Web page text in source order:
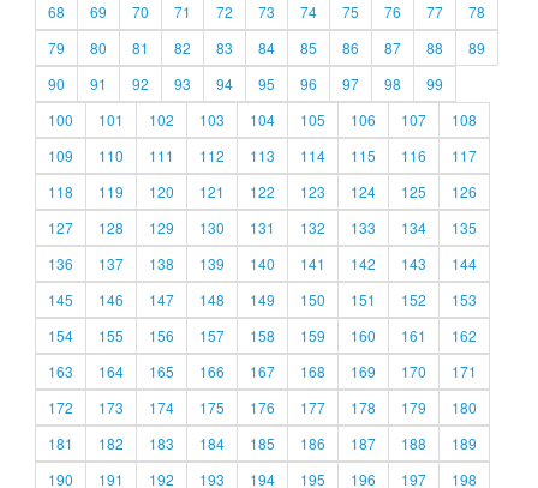
68
69 70 71 72 73 74 75 76 77
78
79
80 81 82 83 84 85 86 87 88
89
90
91 92 93 94 95 96 97 98
99
100
101 102 103 104 105 106 107
108
109
110 111 112 113 114 115 116
117
118
119 120 121 122 123 124 125
126
127
128 129 130 131 132 133 134
135
136
137 138 139 140 141 142 143
144
145
146 147 148 149 150 151 152
153
154
155 156 157 158 159 160 161
162
163
164 165 166 167 168 169 170
171
172
173 174 175 176 177 178 179
180
181
182 183 184 185 186 187 188
189
190
191 192 193 194 195 196 197
198